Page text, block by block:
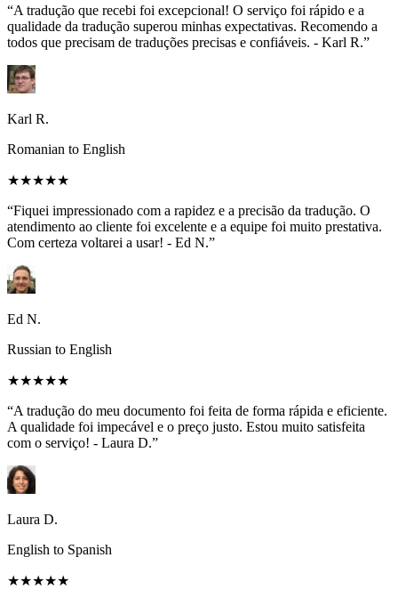
“A tradução que recebi foi excepcional! O serviço foi rápido e a
qualidade da tradução superou minhas expectativas. Recomendo a
todos que precisam de traduções precisas e confiáveis. - Karl R.”
Karl R.
Romanian to English
★★★★★
“Fiquei impressionado com a rapidez e a precisão da tradução. O
atendimento ao cliente foi excelente e a equipe foi muito prestativa.
Com certeza voltarei a usar! - Ed N.”
Ed N.
Russian to English
★★★★★
“A tradução do meu documento foi feita de forma rápida e eficiente.
A qualidade foi impecável e o preço justo. Estou muito satisfeita
com o serviço! - Laura D.”
Laura D.
English to Spanish
★★★★★